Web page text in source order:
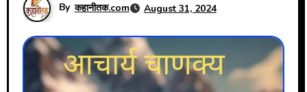
By कहानीतक.com August 31, 2024